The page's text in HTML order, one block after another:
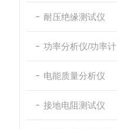
耐压绝缘测试仪
功率分析仪/功率计
电能质量分析仪
接地电阻测试仪